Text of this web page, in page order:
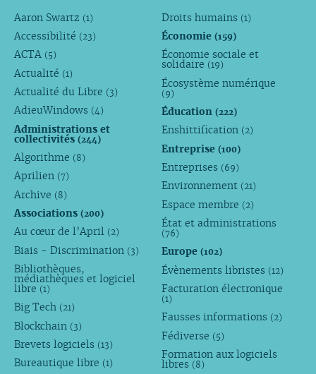
Aaron Swartz (1)
Accessibilité (23)
ACTA (5)
Actualité (1)
Actualité du Libre (3)
AdieuWindows (4)
Administrations et
collectivités (244)
Algorithme (8)
Aprilien (7)
Archive (8)
Associations (200)
Au cœur de l’April (2)
Biais - Discrimination (3)
Bibliothèques,
médiathèques et logiciel
libre (1)
Big Tech (21)
Blockchain (3)
Brevets logiciels (13)
Bureautique libre (1)
Droits humains (1)
Économie(159)
Économie sociale et
solidaire (19)
Écosystème numérique
(9)
Éducation(222)
Enshittification (2)
Entreprise(100)
Entreprises (69)
Environnement (21)
Espace membre (2)
État et administrations
(76)
Europe(102)
Évènements libristes (12)
Facturation électronique
(1)
Fausses informations (2)
Fédiverse (5)
Formation aux logiciels
libres (8)